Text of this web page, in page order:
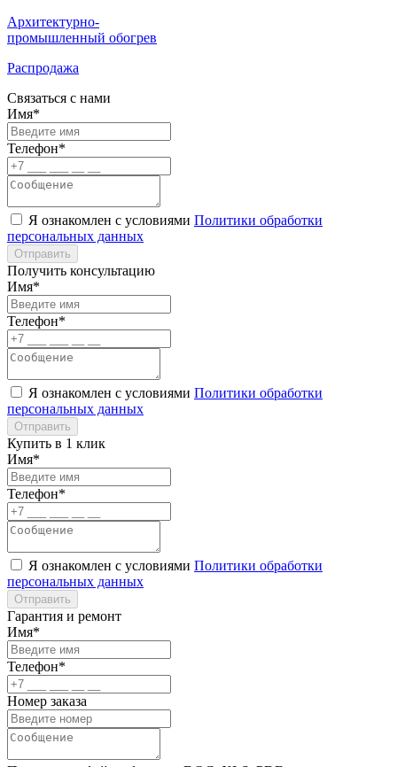
Архитектурно-
промышленный обогрев
Распродажа
Связаться с нами
Имя*
Телефон*
Я ознакомлен с условиями Политики обработки
персональных данных
Отправить
Получить консультацию
Имя*
Телефон*
Я ознакомлен с условиями Политики обработки
персональных данных
Отправить
Купить в 1 клик
Имя*
Телефон*
Я ознакомлен с условиями Политики обработки
персональных данных
Отправить
Гарантия и ремонт
Имя*
Телефон*
Номер заказа